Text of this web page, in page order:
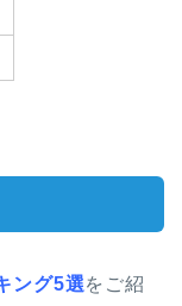
ング5選をご紹